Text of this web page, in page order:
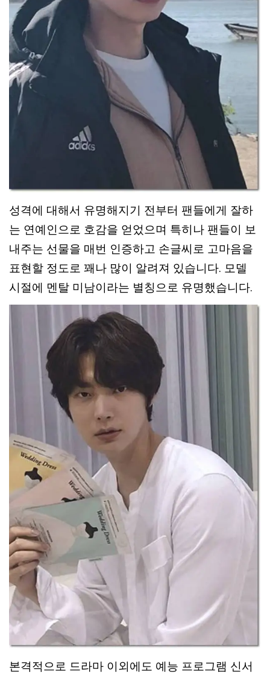
성격에 대해서 유명해지기 전부터 팬들에게 잘하
는 연예인으로 호감을 얻었으며 특히나 팬들이 보
내주는 선물을 매번 인증하고 손글씨로 고마음을
표현할 정도로 꽤나 많이 알려져 있습니다. 모델
시절에 멘탈 미남이라는 별칭으로 유명했습니다.
본격적으로 드라마 이외에도 예능 프로그램 신서